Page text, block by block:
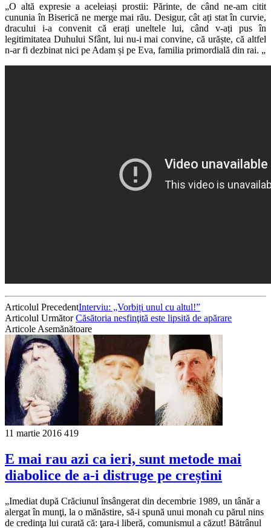
„O altă expresie a aceleiași prostii: Părinte, de când ne-am citit
cununia în Biserică ne merge mai rău. Desigur, cât ați stat în curvie,
dracului i-a convenit că erați uneltele lui, când v-ați pus în
legitimitatea Duhului Sfânt, lui nu-i mai convine, că urăște, că altfel
n-ar fi dezbinat nici pe Adam și pe Eva, familia primordială din rai. „
Articolul PrecedentInterviu: „Vorbiți unul cu altul!”
Articolul UrmătorCăsătoria nesfinţită este lipsită de apărare
Articole Asemănătoare
11 martie 2016 419
E mai rau azi ca ieri, sunt metode mai
diabolice de a-i distruge pe creștini
„Imediat după Crăciunul însângerat din decembrie 1989, un tânăr a
alergat în munţi, la o mănăstire, să-i spună unui monah cu părul nins
de credinţa lui curată că: ţara-i liberă, comunismul a căzut! Bătrânul